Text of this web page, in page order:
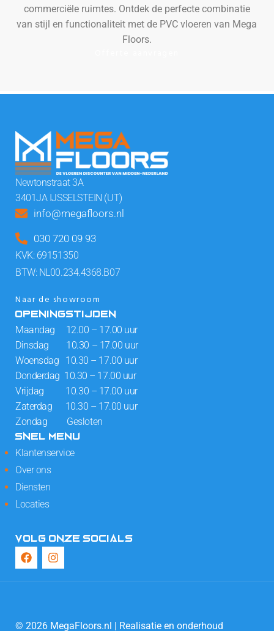
commerciële ruimtes. Ontdek de perfecte combinatie
van stijl en functionaliteit met de PVC vloeren van Mega
Floors.
Newtonstraat 3A
3401JA IJSSELSTEIN (UT)
info@megafloors.nl
030 720 09 93
KVK: 69151350
BTW: NL00.234.4368.B07
Naar de showroom
OPENINGSTIJDEN
Maandag 12.00 – 17.00 uur
Dinsdag 10.30 – 17.00 uur
Woensdag 10.30 – 17.00 uur
Donderdag 10.30 – 17.00 uur
Vrijdag 10.30 – 17.00 uur
Zaterdag 10.30 – 17.00 uur
Zondag Gesloten
SNEL MENU
Klantenservice
Over ons
Diensten
Locaties
VOLG ONZE SOCIALS
© 2026 MegaFloors.nl | Realisatie en onderhoud